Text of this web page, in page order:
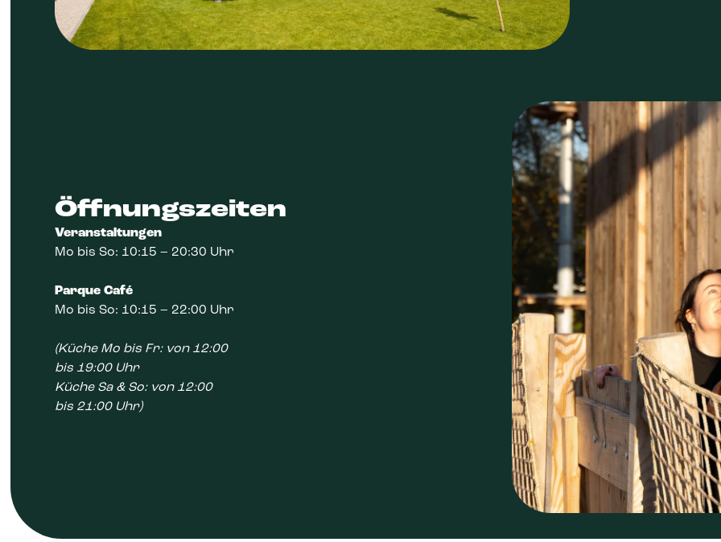
Öffnungszeiten
‍Veranstaltungen
Mo bis So: 10:15 – 20:30 Uhr
Parque Café
Mo bis So: 10:15 – 22:00 Uhr
(Küche Mo bis Fr: von 12:00
bis 19:00 Uhr
Küche Sa & So: von 12:00
bis 21:00 Uhr)